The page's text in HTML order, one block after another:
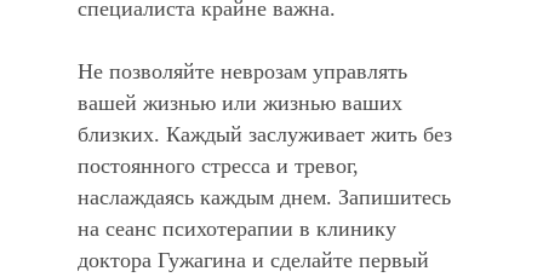
специалиста крайне важна.
Не позволяйте неврозам управлять
вашей жизнью или жизнью ваших
близких. Каждый заслуживает жить без
постоянного стресса и тревог,
наслаждаясь каждым днем. Запишитесь
на сеанс психотерапии в клинику
доктора Гужагина и сделайте первый